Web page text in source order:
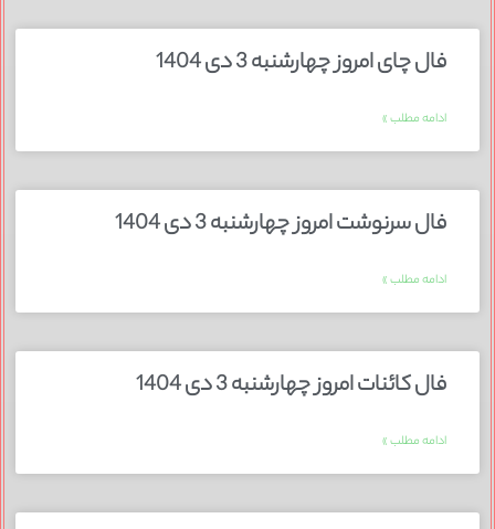
فال چای امروز چهارشنبه 3 دی 1404
ادامه مطلب »
فال سرنوشت امروز چهارشنبه 3 دی 1404
ادامه مطلب »
فال کائنات امروز چهارشنبه 3 دی 1404
ادامه مطلب »